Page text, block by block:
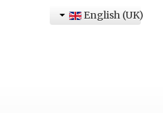
English (UK)